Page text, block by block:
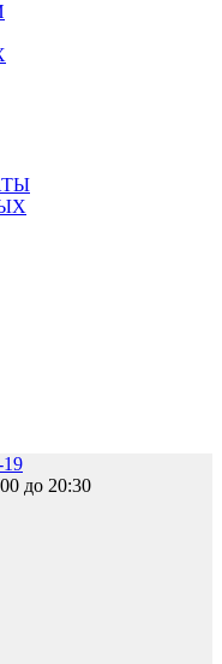
19
до 20:30